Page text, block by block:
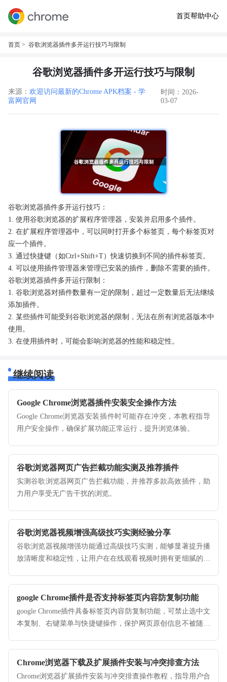
首页帮助中心
首页 > 谷歌浏览器插件多开运行技巧与限制
谷歌浏览器插件多开运行技巧与限制
来源： 欢迎访问最新的Chrome APK档案 - 学
富网官网
时间：2026-
03-07
谷歌浏览器插件多开运行技巧：
1. 使用谷歌浏览器的扩展程序管理器，安装并启用多个插件。
2. 在扩展程序管理器中，可以同时打开多个标签页，每个标签页对
应一个插件。
3. 通过快捷键（如Ctrl+Shift+T）快速切换到不同的插件标签页。
4. 可以使用插件管理器来管理已安装的插件，删除不需要的插件。
谷歌浏览器插件多开运行限制：
1. 谷歌浏览器对插件数量有一定的限制，超过一定数量后无法继续
添加插件。
2. 某些插件可能受到谷歌浏览器的限制，无法在所有浏览器版本中
使用。
3. 在使用插件时，可能会影响浏览器的性能和稳定性。
继续阅读
Google Chrome浏览器插件安装安全操作方法
Google Chrome浏览器安装插件时可能存在冲突，本教程指导
用户安全操作，确保扩展功能正常运行，提升浏览体验。
谷歌浏览器网页广告拦截功能实测及推荐插件
实测谷歌浏览器网页广告拦截功能，并推荐多款高效插件，助
力用户享受无广告干扰的浏览。
谷歌浏览器视频增强高级技巧实测经验分享
谷歌浏览器视频增强功能通过高级技巧实测，能够显著提升播
放清晰度和稳定性，让用户在在线观看视频时拥有更细腻的观
google Chrome插件是否支持标签页内容防复制功能
google Chrome插件具备标签页内容防复制功能，可禁止选中文
本复制、右键菜单与快捷键操作，保护网页原创信息不被随意
Chrome浏览器下载及扩展插件安装与冲突排查方法
Chrome浏览器扩展插件安装与冲突排查操作教程，指导用户合